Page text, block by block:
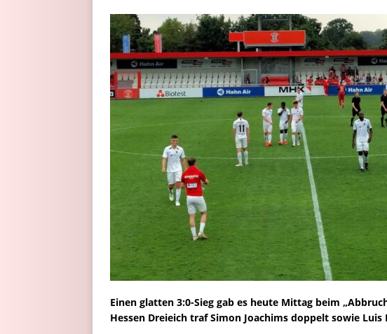
Einen glatten 3:0-Sieg gab es heute Mittag beim
Hessen Dreieich traf Simon Joachims doppelt sowie Luis